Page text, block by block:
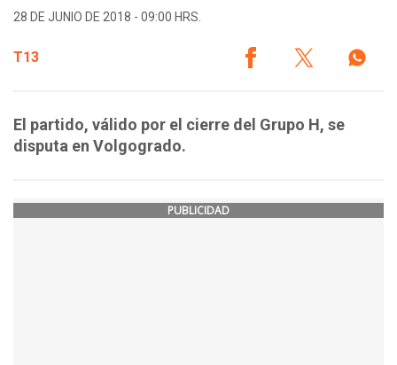
28 DE JUNIO DE 2018 - 09:00 HRS.
T13
El partido, válido por el cierre del Grupo H, se
disputa en Volgogrado.
PUBLICIDAD